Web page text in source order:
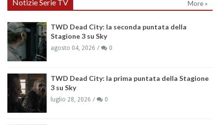
Notizie Serie TV More »
TWD Dead City: la seconda puntata della
Stagione 3 su Sky
agosto 04, 2026 0
TWD Dead City: la prima puntata della Stagione
3 su Sky
luglio 28, 2026 0